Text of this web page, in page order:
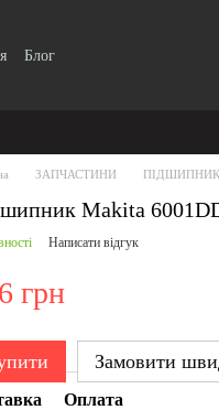
Блог
ЗАПЧАСТИНИ
Makita
Написати відгук
грн
Замовити
Оплата